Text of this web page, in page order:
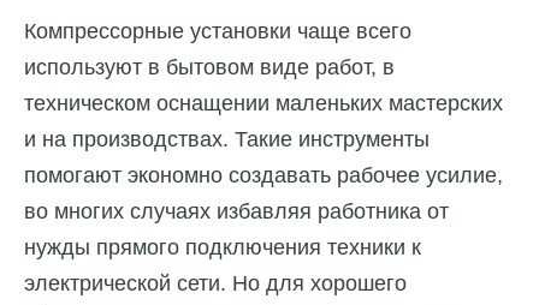
Компрессорные установки чаще всего
используют в бытовом виде работ, в
техническом оснащении маленьких мастерских
и на производствах. Такие инструменты
помогают экономно создавать рабочее усилие,
во многих случаях избавляя работника от
нужды прямого подключения техники к
электрической сети. Но для хорошего